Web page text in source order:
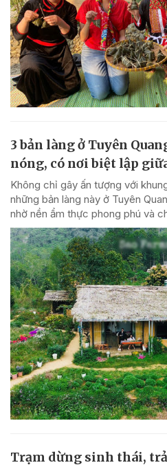
3 bản làng ở Tuyên
nóng, có nơi biệt lập
Không chỉ gây ấn tượng với
những bản làng này ở Tuyên
nhờ nền ẩm thực phong phú và
Trạm dừng sinh thái,